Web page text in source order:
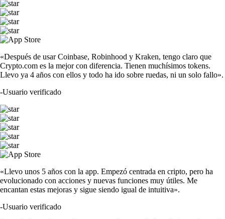
«Después de usar Coinbase, Robinhood y Kraken, tengo claro que
Crypto.com es la mejor con diferencia. Tienen muchísimos tokens.
Llevo ya 4 años con ellos y todo ha ido sobre ruedas, ni un solo fallo».
-Usuario verificado
«Llevo unos 5 años con la app. Empezó centrada en cripto, pero ha
evolucionado con acciones y nuevas funciones muy útiles. Me
encantan estas mejoras y sigue siendo igual de intuitiva».
-Usuario verificado